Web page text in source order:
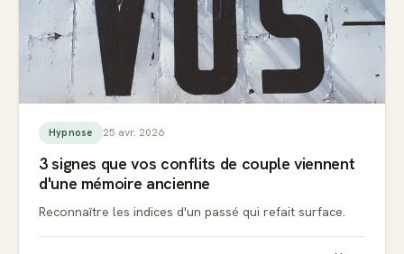
Hypnose 25 avr. 2026
3 signes que vos conflits de couple viennent
d'une mémoire ancienne
Reconnaître les indices d'un passé qui refait surface.